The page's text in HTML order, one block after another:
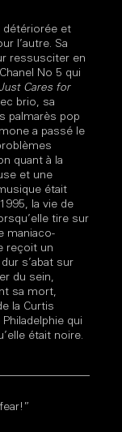
détériorée et
l’autre. Sa
ressusciter en
No 5 qui
Cares for
brio, sa
palmarès pop
a passé le
quant à la
et une
était
la vie de
tire sur
maniaco-
reçoit un
s’abat sur
du sein,
sa mort,
la Curtis
qui
était noire.